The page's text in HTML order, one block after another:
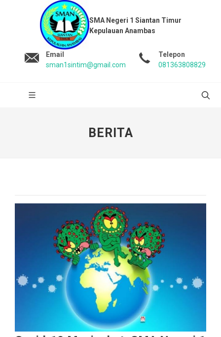
SMA Negeri 1 Siantan Timur
Kepulauan Anambas
Email
sman1sintim@gmail.com
Telepon
081363808829
BERITA